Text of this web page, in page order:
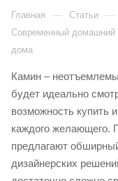
Главная — Статьи —
Современный домашний
дома
Камин –
будет идеально
возможность купить
каждого желающего.
предлагают
дизайнерских